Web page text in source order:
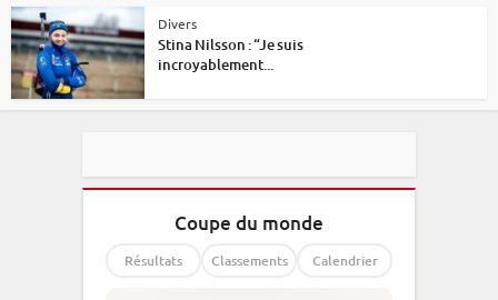
Divers
Stina Nilsson : “Je suis
incroyablement...
Coupe du monde
Résultats Classements Calendrier